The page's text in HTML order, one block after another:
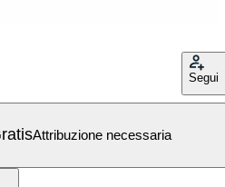
Segui
Attribuzione necessaria